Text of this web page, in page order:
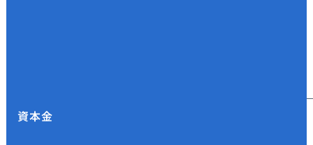
資本金